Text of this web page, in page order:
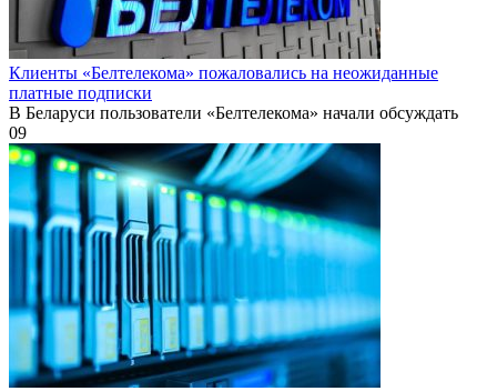
Клиенты «Белтелекома» пожаловались на неожиданные
платные подписки
В Беларуси пользователи «Белтелекома» начали обсуждать
09